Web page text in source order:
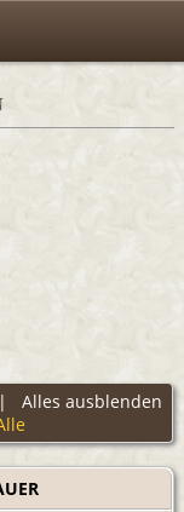
Alles ausblenden